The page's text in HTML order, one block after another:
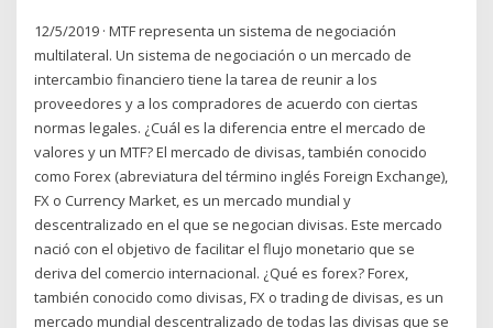
12/5/2019 · MTF representa un sistema de negociación
multilateral. Un sistema de negociación o un mercado de
intercambio financiero tiene la tarea de reunir a los
proveedores y a los compradores de acuerdo con ciertas
normas legales. ¿Cuál es la diferencia entre el mercado de
valores y un MTF? El mercado de divisas, también conocido
como Forex (abreviatura del término inglés Foreign Exchange),
FX o Currency Market, es un mercado mundial y
descentralizado en el que se negocian divisas. Este mercado
nació con el objetivo de facilitar el flujo monetario que se
deriva del comercio internacional. ¿Qué es forex? Forex,
también conocido como divisas, FX o trading de divisas, es un
mercado mundial descentralizado de todas las divisas que se